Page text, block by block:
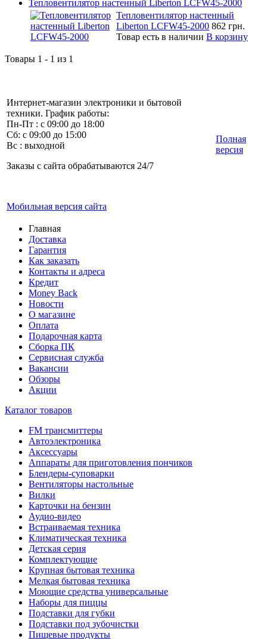
Тепловентилятор настенный Liberton LCFW45-2000
Тепловентилятор настенный
Liberton LCFW45-2000 862 грн.
Товар есть в наличии В корзину
Товары 1 - 1 из 1
Интернет-магазин электроники и бытовой
техники. График работы:
Пн-Пт : с 09:00 до 18:00
Сб: с 09:00 до 15:00
Вс : выходной
Заказы с сайта обрабатываются 24/7
Мобильная версия сайта
Полная
версия
Главная
Доставка
Гарантия
Как заказать
Контакты и адреса
Кредит
Money Back
Новости
О магазине
Оплата
Подарочная карта
Сборка ПК
Сервисная служба
Вакансии
Обзоры
Акции
Каталог товаров
FM трансмиттеры
Автоэлектроника
Аксессуары
Аппараты для приготовления пончиков
Блендеры-суповарки
Вентиляторы настольные
Вилки
Карточки на бензин
Аудио-видео
Встраиваемая техника
Климатическая техника
Детская серия
Комплектующие
Крупная бытовая техника
Мелкая бытовая техника
Моющие средства универсальные
Наборы для пиццы
Подставки для губки
Подставки под зубочистки
Пищевые продукты